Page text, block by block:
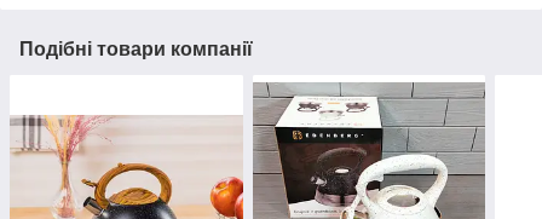
Подібні товари компанії